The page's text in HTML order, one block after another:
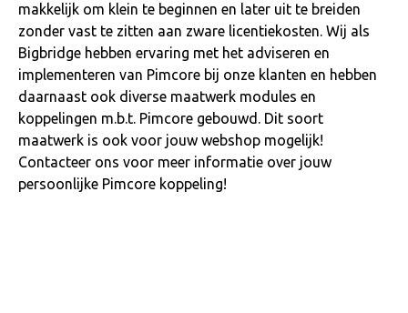
makkelijk om klein te beginnen en later uit te breiden
zonder vast te zitten aan zware licentiekosten. Wij als
Bigbridge hebben ervaring met het adviseren en
implementeren van Pimcore bij onze klanten en hebben
daarnaast ook diverse maatwerk modules en
koppelingen m.b.t. Pimcore gebouwd. Dit soort
maatwerk is ook voor jouw webshop mogelijk!
Contacteer ons voor meer informatie over jouw
persoonlijke Pimcore koppeling!